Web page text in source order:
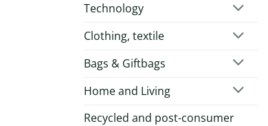
Technology
Clothing, textile
Bags & Giftbags
Home and Living
Recycled and post-consumer